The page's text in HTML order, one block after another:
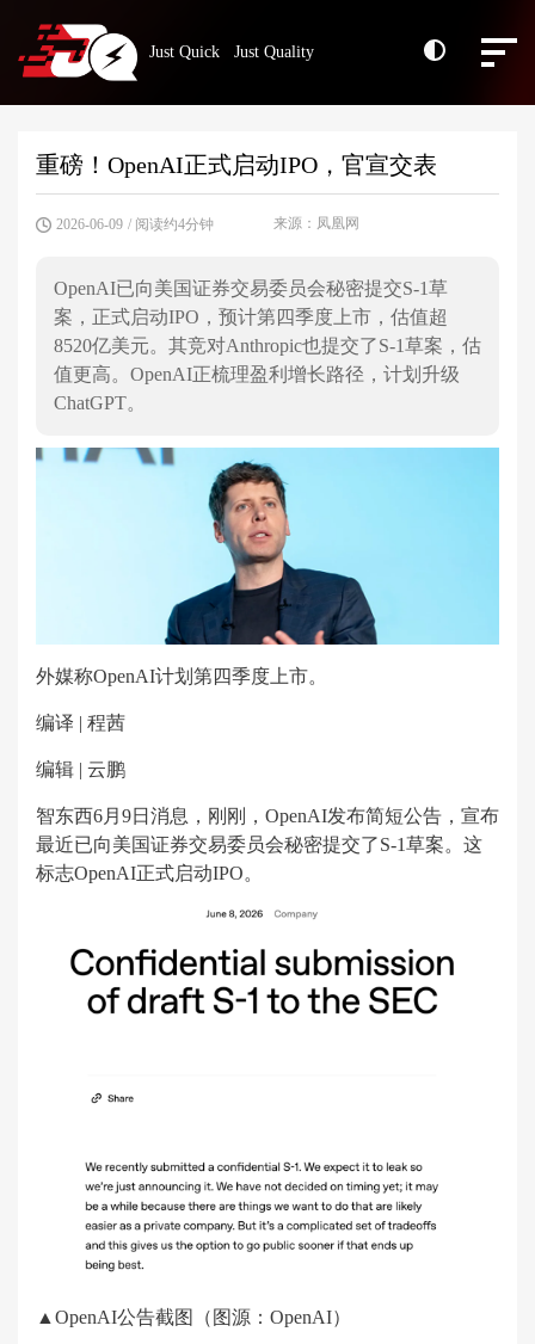
Just Quick Just Quality
重磅！OpenAI正式启动IPO，官宣交表
2026-06-09 / 阅读约4分钟 来源：凤凰网
OpenAI已向美国证券交易委员会秘密提交S-1草
案，正式启动IPO，预计第四季度上市，估值超
8520亿美元。其竞对Anthropic也提交了S-1草案，估
值更高。OpenAI正梳理盈利增长路径，计划升级
ChatGPT。
外媒称OpenAI计划第四季度上市。
编译 | 程茜
编辑 | 云鹏
智东西6月9日消息，刚刚，OpenAI发布简短公告，宣布
最近已向美国证券交易委员会秘密提交了S-1草案。这
标志OpenAI正式启动IPO。
▲OpenAI公告截图（图源：OpenAI）